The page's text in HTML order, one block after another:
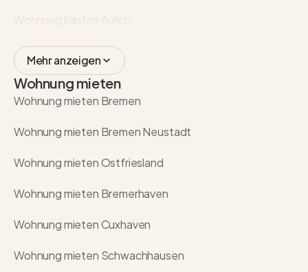
Mehr anzeigen
Wohnung mieten
Wohnung mieten Bremen
Wohnung mieten Bremen Neustadt
Wohnung mieten Ostfriesland
Wohnung mieten Bremerhaven
Wohnung mieten Cuxhaven
Wohnung mieten Schwachhausen